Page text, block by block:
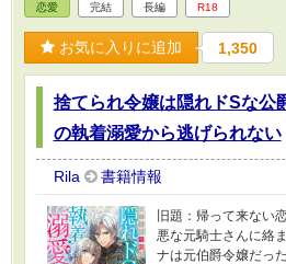
恋愛 完結 長編 R18
お気に入りに追加 1,350
捨てられ令嬢は隠れドSな公
の執着溺愛から逃げられない
Rila 書籍情報
旧題：帰って来ない
悪な元騎士さんに絡
ナは元伯爵令嬢だっ